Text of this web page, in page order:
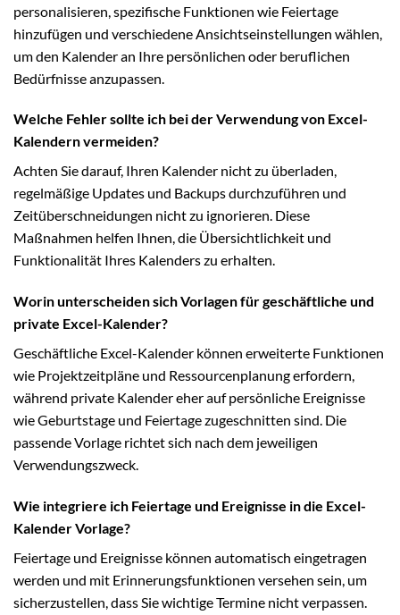
personalisieren, spezifische Funktionen wie Feiertage
hinzufügen und verschiedene Ansichtseinstellungen wählen,
um den Kalender an Ihre persönlichen oder beruflichen
Bedürfnisse anzupassen.
Welche Fehler sollte ich bei der Verwendung von Excel-
Kalendern vermeiden?
Achten Sie darauf, Ihren Kalender nicht zu überladen,
regelmäßige Updates und Backups durchzuführen und
Zeitüberschneidungen nicht zu ignorieren. Diese
Maßnahmen helfen Ihnen, die Übersichtlichkeit und
Funktionalität Ihres Kalenders zu erhalten.
Worin unterscheiden sich Vorlagen für geschäftliche und
private Excel-Kalender?
Geschäftliche Excel-Kalender können erweiterte Funktionen
wie Projektzeitpläne und Ressourcenplanung erfordern,
während private Kalender eher auf persönliche Ereignisse
wie Geburtstage und Feiertage zugeschnitten sind. Die
passende Vorlage richtet sich nach dem jeweiligen
Verwendungszweck.
Wie integriere ich Feiertage und Ereignisse in die Excel-
Kalender Vorlage?
Feiertage und Ereignisse können automatisch eingetragen
werden und mit Erinnerungsfunktionen versehen sein, um
sicherzustellen, dass Sie wichtige Termine nicht verpassen.